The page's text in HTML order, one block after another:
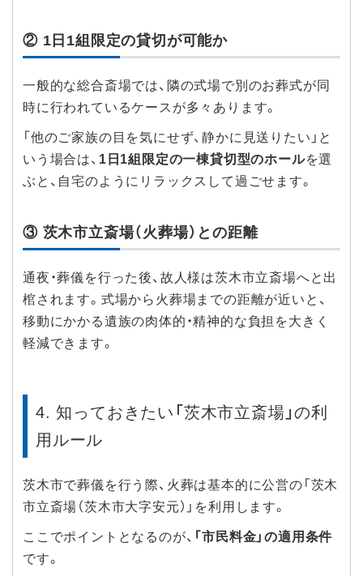
② 1日1組限定の貸切が可能か
一般的な総合斎場では、隣の式場で別のお葬式が同
時に行われているケースが多々あります。
「他のご家族の目を気にせず、静かに見送りたい」と
いう場合は、 1日1組限定の一棟貸切型のホールを選
ぶと、自宅のようにリラックスして過ごせます。
③ 茨木市立斎場（火葬場）との距離
通夜・葬儀を行った後、故人様は茨木市立斎場へと出
棺されます。式場から火葬場までの距離が近いと、
移動にかかる遺族の肉体的・精神的な負担を大きく
軽減できます。
4. 知っておきたい「茨木市立斎場」の利
用ルール
茨木市で葬儀を行う際、火葬は基本的に公営の「茨木
市立斎場（茨木市大字安元）」を利用します。
ここでポイントとなるのが、 「市民料金」の適用条件
です。